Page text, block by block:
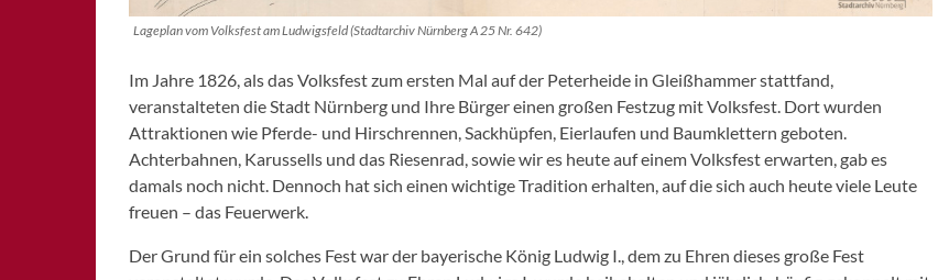
Lageplan vom Volksfest am Ludwigsfeld (Stadtarchiv Nürnberg A 25 Nr. 642)
Im Jahre 1826, als das Volksfest zum ersten Mal auf der Peterheide in Gleißhammer stattfand,
veranstalteten die Stadt Nürnberg und Ihre Bürger einen großen Festzug mit Volksfest. Dort wurden
Attraktionen wie Pferde- und Hirschrennen, Sackhüpfen, Eierlaufen und Baumklettern geboten.
Achterbahnen, Karussells und das Riesenrad, sowie wir es heute auf einem Volksfest erwarten, gab es
damals noch nicht. Dennoch hat sich einen wichtige Tradition erhalten, auf die sich auch heute viele Leute
freuen – das Feuerwerk.
Der Grund für ein solches Fest war der bayerische König Ludwig I., dem zu Ehren dieses große Fest